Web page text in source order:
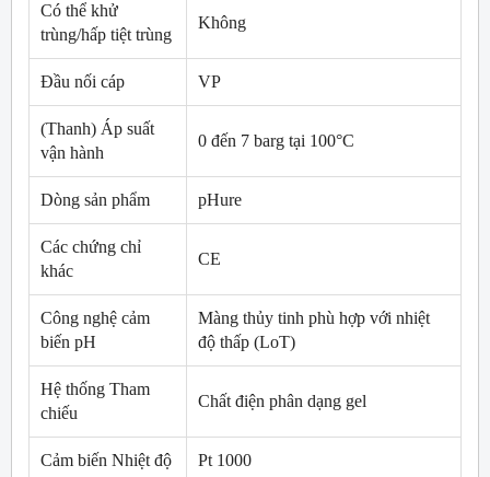
Có thể khử
trùng/hấp tiệt trùng
Không
Đầu nối cáp VP
(Thanh) Áp suất
vận hành
0 đến 7 barg tại 100°C
Dòng sản phẩm pHure
Các chứng chỉ
khác
CE
Công nghệ cảm
biến pH
Màng thủy tinh phù hợp với nhiệt
độ thấp (LoT)
Hệ thống Tham
chiếu
Chất điện phân dạng gel
Cảm biến Nhiệt độ Pt 1000